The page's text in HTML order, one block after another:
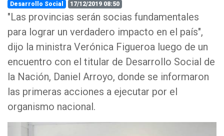
Desarrollo Social
17/12/2019 08:50
"Las provincias serán socias fundamentales
para lograr un verdadero impacto en el país",
dijo la ministra Verónica Figueroa luego de un
encuentro con el titular de Desarrollo Social de
la Nación, Daniel Arroyo, donde se informaron
las primeras acciones a ejecutar por el
organismo nacional.